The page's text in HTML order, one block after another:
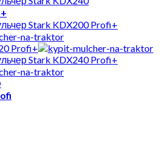
Stark KDX200 Profi+
Profi+
Stark KDX240 Profi+